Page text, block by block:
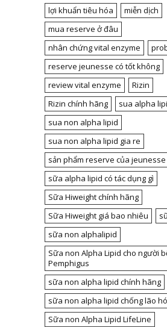
lợi khuẩn tiêu hóa
miễn dịch
mua reserve ở đâu
nhân chứng vital enzyme
reserve jeunesse có tốt không
review vital enzyme
Rizin
Rizin chính hãng
sua alpha
sua non alpha lipid
sua non alpha lipid gia re
sản phẩm reserve của jeunesse
sữa alpha lipid có tác dụng gì
Sữa Hiweight chính hãng
Sữa Hiweight giá bao nhiêu
sữa non alphalipid
Sữa non Alpha Lipid cho người
Pemphigus
sữa non alpha lipid chính hãng
sữa non alpha lipid chống lão
Sữa non Alpha Lipid LifeLine